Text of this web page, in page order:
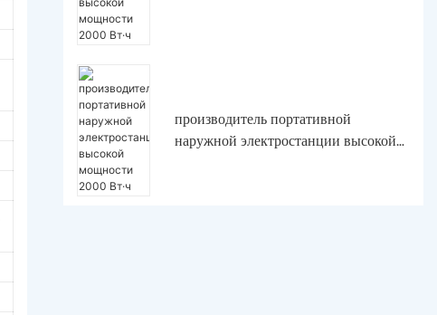
производитель портативной
наружной электростанции высокой